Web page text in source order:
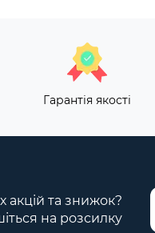
Гарантія якості
акцій та знижок?
на розсилку